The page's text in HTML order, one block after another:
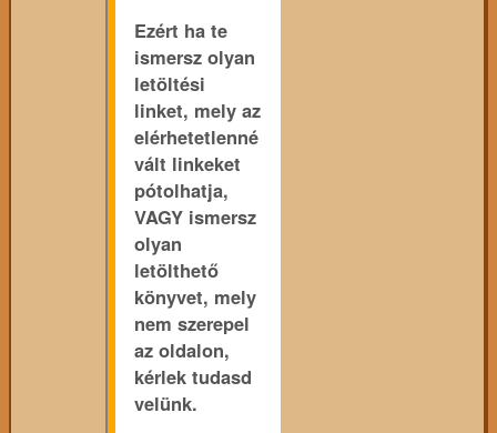
Ezért ha te
ismersz olyan
letöltési
linket, mely az
elérhetetlenné
vált linkeket
pótolhatja,
VAGY ismersz
olyan
letölthető
könyvet, mely
nem szerepel
az oldalon,
kérlek tudasd
velünk.